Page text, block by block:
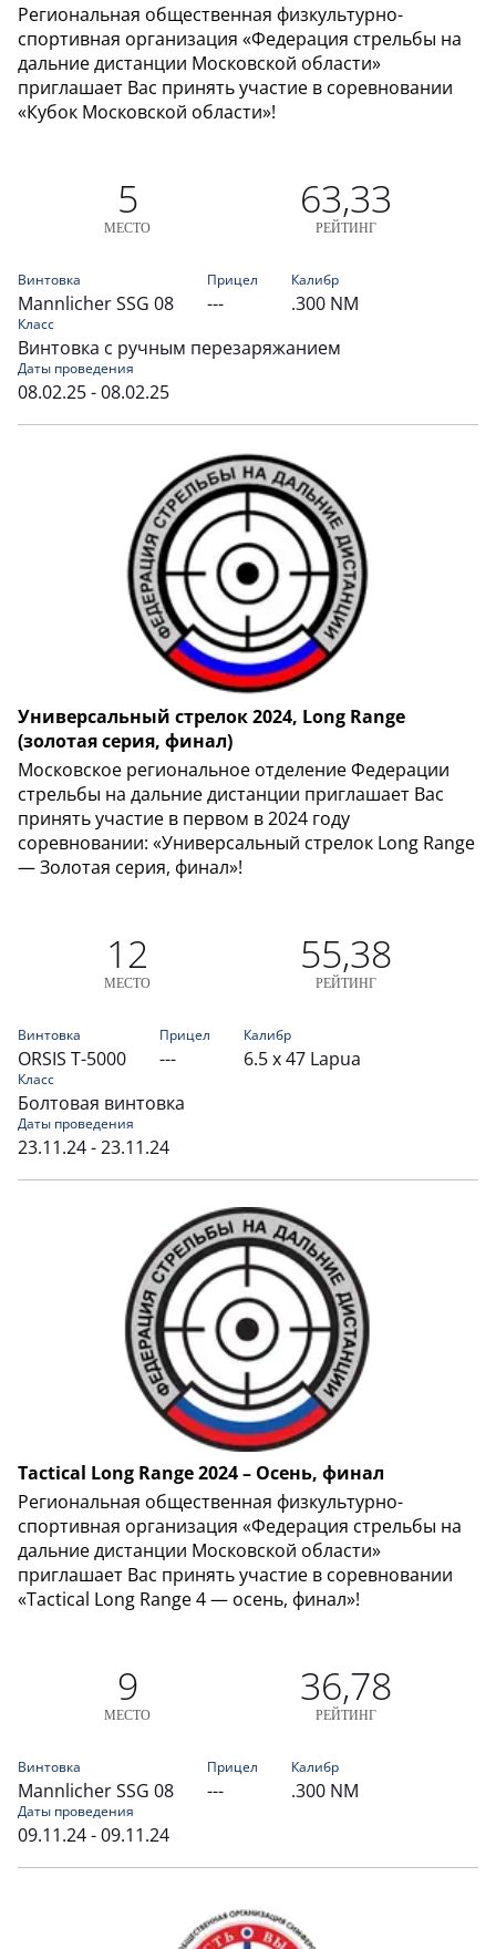
Региональная общественная физкультурно-
спортивная организация «Федерация стрельбы на
дальние дистанции Московской области»
приглашает Вас принять участие в соревновании
«Кубок Московской области»!
5
МЕСТО
63,33
РЕЙТИНГ
Винтовка
Mannlicher SSG 08
Прицел
---
Калибр
.300 NM
Класс
Винтовка с ручным перезаряжанием
Даты проведения
08.02.25 - 08.02.25
Универсальный стрелок 2024, Long Range
(золотая серия, финал)
Московское региональное отделение Федерации
стрельбы на дальние дистанции приглашает Вас
принять участие в первом в 2024 году
соревновании: «Универсальный стрелок Long Range
— Золотая серия, финал»!
12
МЕСТО
55,38
РЕЙТИНГ
Винтовка
ORSIS T-5000
Прицел
---
Калибр
6.5 x 47 Lapua
Класс
Болтовая винтовка
Даты проведения
23.11.24 - 23.11.24
Tactical Long Range 2024 – Осень, финал
Региональная общественная физкультурно-
спортивная организация «Федерация стрельбы на
дальние дистанции Московской области»
приглашает Вас принять участие в соревновании
«Tactical Long Range 4 — осень, финал»!
9
МЕСТО
36,78
РЕЙТИНГ
Винтовка
Mannlicher SSG 08
Прицел
---
Калибр
.300 NM
Даты проведения
09.11.24 - 09.11.24